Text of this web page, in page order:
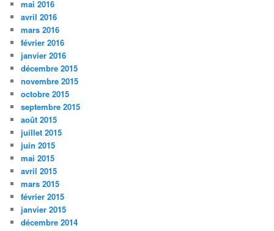
mai 2016
avril 2016
mars 2016
février 2016
janvier 2016
décembre 2015
novembre 2015
octobre 2015
septembre 2015
août 2015
juillet 2015
juin 2015
mai 2015
avril 2015
mars 2015
février 2015
janvier 2015
décembre 2014